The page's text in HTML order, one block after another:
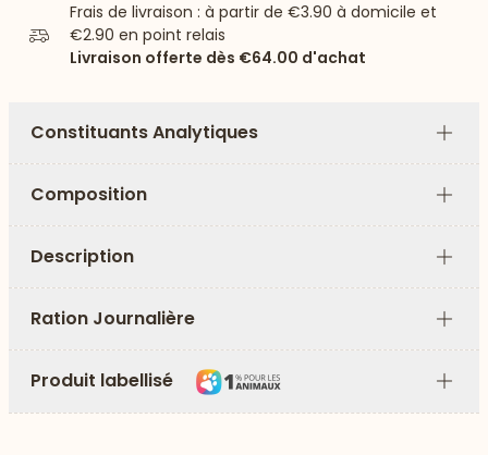
Frais de livraison : à partir de €3.90 à domicile et
€2.90 en point relais
Livraison offerte dès €64.00 d'achat
Constituants Analytiques
Plus
Composition
Plus
Description
Plus
Ration Journalière
Plus
Produit labellisé